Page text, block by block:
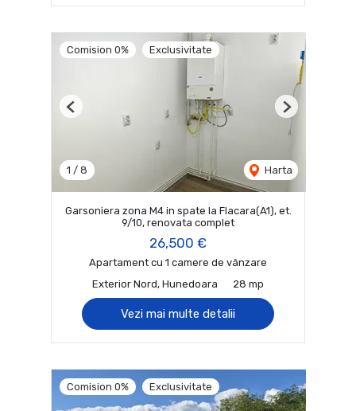
Comision 0% Exclusivitate
1 / 8 Harta
Previous Next
Garsoniera zona M4 in spate la Flacara(A1), et.
9/10, renovata complet
26,500 €
Apartament cu 1 camere de vânzare
Exterior Nord, Hunedoara
28 mp
Vezi mai multe detalii
Comision 0% Exclusivitate